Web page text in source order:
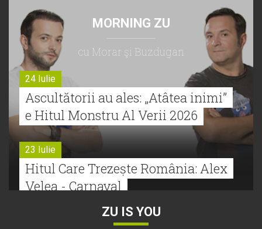
MORNING ZU
cu Morar şi Buzdugan
24 Iulie
Ascultătorii au ales: „Atâtea inimi”
e Hitul Monstru Al Verii 2026
23 Iulie
Hitul Care Trezește România: Alex
Velea - Carnaval
ZU IS YOU